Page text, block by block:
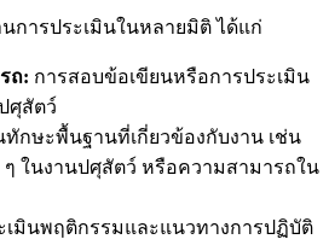
การประเมินในหลายมิติ ได้แก่
ถ: การสอบข้อเขียนหรือการประเมิน
ศุสัตว์
ทักษะพื้นฐานที่เกี่ยวข้องกับงาน เช่น
ในงานปศุสัตว์ หรือความสามารถใน
เมินพฤติกรรมและแนวทางการปฏิบัติ